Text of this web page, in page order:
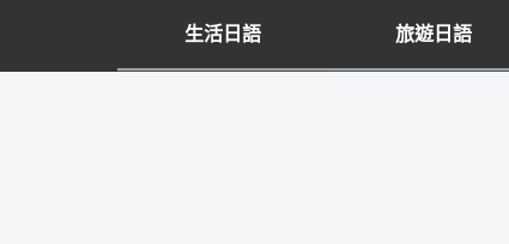
生活日語 旅遊日語